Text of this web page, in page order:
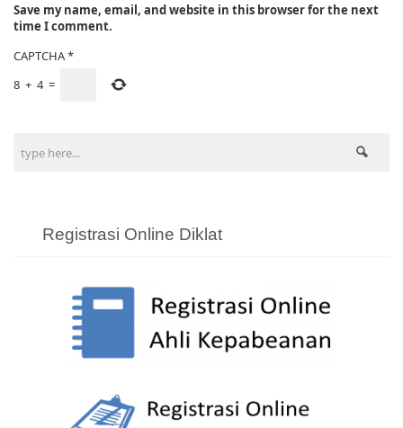
Save my name, email, and website in this browser for the next
time I comment.
CAPTCHA*
8 + 4 =
Registrasi Online Diklat